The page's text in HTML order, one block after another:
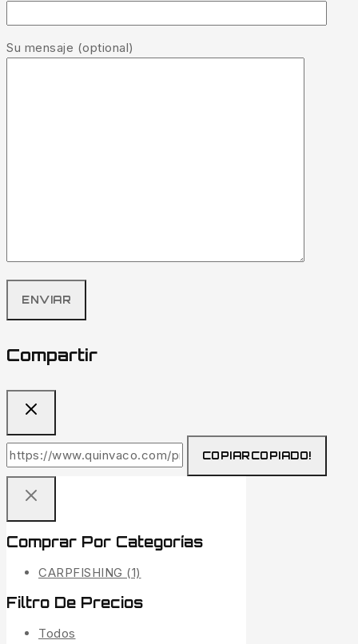
Su mensaje (optional)
Compartir
COPIARCOPIADO!
Comprar Por Categorías
CARPFISHING (1)
Filtro De Precios
Todos